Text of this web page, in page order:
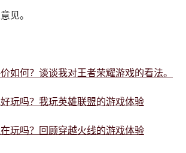
见。
如何？谈谈我对王者荣耀游戏的看法。
玩吗？我玩英雄联盟的游戏体验
玩吗？回顾穿越火线的游戏体验